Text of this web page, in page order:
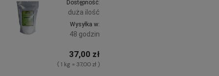
Dostępność:
duża ilość
Wysyłka w:
48 godzin
37,00 zł
( 1 kg = 37,00 zł )